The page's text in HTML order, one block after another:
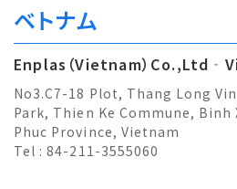
ベトナム
Enplas（Vietnam）
No3.C7-18 Plot, Thang Long
Park, Thien Ke Commune,
Phuc Province, Vietnam
Tel : 84-211-3555060